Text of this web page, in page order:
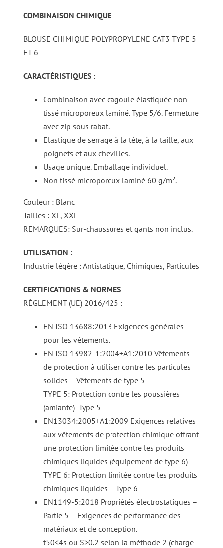
COMBINAISON CHIMIQUE
BLOUSE CHIMIQUE POLYPROPYLENE CAT3 TYPE 5
ET 6
CARACTÉRISTIQUES :
Combinaison avec cagoule élastiquée non-
tissé microporeux laminé. Type 5/6. Fermeture
avec zip sous rabat.
Elastique de serrage à la tête, à la taille, aux
poignets et aux chevilles.
Usage unique. Emballage individuel.
Non tissé microporeux laminé 60 g/m².
Couleur : Blanc
Tailles : XL, XXL
REMARQUES: Sur-chaussures et gants non inclus.
UTILISATION :
Industrie légère : Antistatique, Chimiques, Particules
CERTIFICATIONS & NORMES
RÈGLEMENT (UE) 2016/425 :
EN ISO 13688:2013 Exigences générales
pour les vêtements.
EN ISO 13982-1:2004+A1:2010 Vêtements
de protection à utiliser contre les particules
solides – Vêtements de type 5
TYPE 5: Protection contre les poussières
(amiante) -Type 5
EN13034:2005+A1:2009 Exigences relatives
aux vêtements de protection chimique offrant
une protection limitée contre les produits
chimiques liquides (équipement de type 6)
TYPE 6: Protection limitée contre les produits
chimiques liquides – Type 6
EN1149-5:2018 Propriétés électrostatiques –
Partie 5 – Exigences de performance des
matériaux et de conception.
t50<4s ou S>0.2 selon la méthode 2 (charge